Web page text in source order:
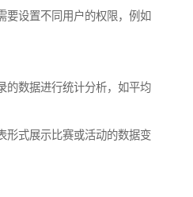
设置不同用户的权限，例如
数据进行统计分析，如平均
式展示比赛或活动的数据变